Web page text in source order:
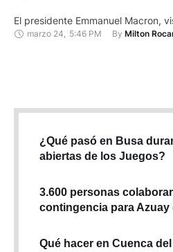
El presidente Emmanuel Macron,
marzo 24 5:46 PM By Milton
¿Qué pasó en Busa
abiertas de los Juegos?
3.600 personas
contingencia para
Qué hacer en Cuenca